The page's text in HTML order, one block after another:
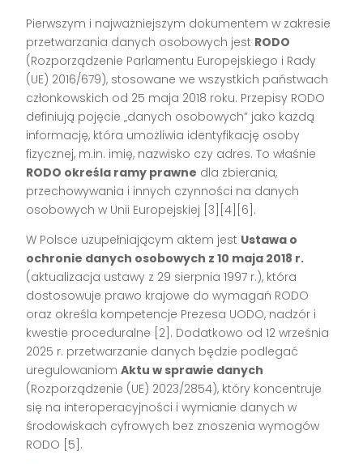
Pierwszym i najważniejszym dokumentem w zakresie
przetwarzania danych osobowych jest RODO
(Rozporządzenie Parlamentu Europejskiego i Rady
(UE) 2016/679), stosowane we wszystkich państwach
członkowskich od 25 maja 2018 roku. Przepisy RODO
definiują pojęcie „danych osobowych” jako każdą
informację, która umożliwia identyfikację osoby
fizycznej, m.in. imię, nazwisko czy adres. To właśnie
RODO określa ramy prawne dla zbierania,
przechowywania i innych czynności na danych
osobowych w Unii Europejskiej [3][4][6].
W Polsce uzupełniającym aktem jest Ustawa o
ochronie danych osobowych z 10 maja 2018 r.
(aktualizacja ustawy z 29 sierpnia 1997 r.), która
dostosowuje prawo krajowe do wymagań RODO
oraz określa kompetencje Prezesa UODO, nadzór i
kwestie proceduralne [2]. Dodatkowo od 12 września
2025 r. przetwarzanie danych będzie podlegać
uregulowaniomAktu w sprawie danych
(Rozporządzenie (UE) 2023/2854), który koncentruje
się na interoperacyjności i wymianie danych w
środowiskach cyfrowych bez znoszenia wymogów
RODO [5].